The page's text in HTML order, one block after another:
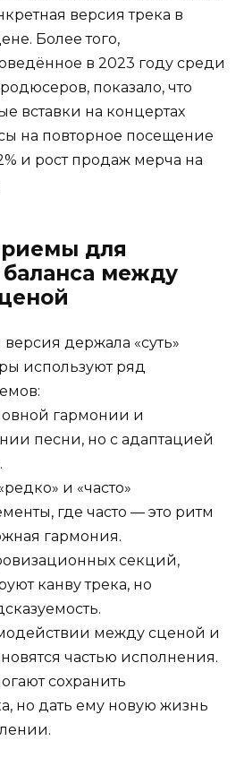
версия трека в
Более того,
в 2023 году среди
показало, что
вставки на концертах
на повторное посещение
и рост продаж мерча на
для
между
держала «суть»
используют ряд
гармонии и
песни, но с адаптацией
и «часто»
где часто — это ритм
гармония.
секций,
канву трека, но
между сценой и
частью исполнения.
сохранить
но дать ему новую жизнь